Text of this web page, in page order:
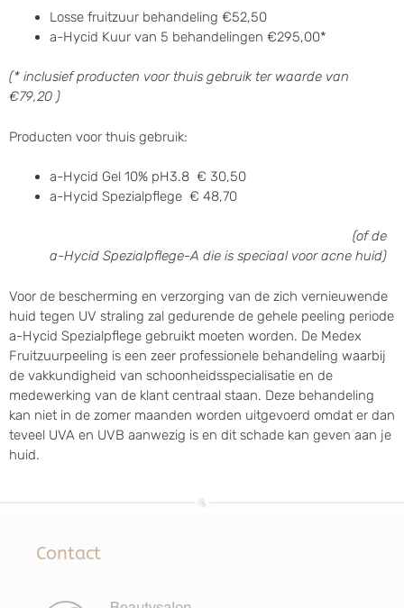
Losse fruitzuur behandeling €52,50
a-Hycid Kuur van 5 behandelingen €295,00*
(* inclusief producten voor thuis gebruik ter waarde van
€79,20 )
Producten voor thuis gebruik:
a-Hycid Gel 10% pH3.8 € 30,50
a-Hycid Spezialpflege € 48,70
(of de
a-Hycid Spezialpflege-A die is speciaal voor acne huid)
Voor de bescherming en verzorging van de zich vernieuwende
huid tegen UV straling zal gedurende de gehele peeling periode
a-Hycid Spezialpflege gebruikt moeten worden. De Medex
Fruitzuurpeeling is een zeer professionele behandeling waarbij
de vakkundigheid van schoonheidsspecialisatie en de
medewerking van de klant centraal staan. Deze behandeling
kan niet in de zomer maanden worden uitgevoerd omdat er dan
teveel UVA en UVB aanwezig is en dit schade kan geven aan je
huid.
Contact